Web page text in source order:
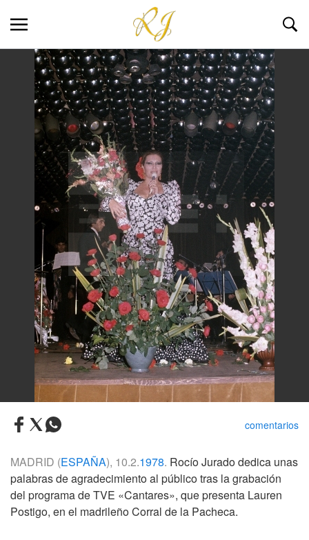
comentarios
MADRID (ESPAÑA), 10.2.1978. Rocío Jurado dedica unas
palabras de agradecimiento al público tras la grabación
del programa de TVE «Cantares», que presenta Lauren
Postigo, en el madrileño Corral de la Pacheca.